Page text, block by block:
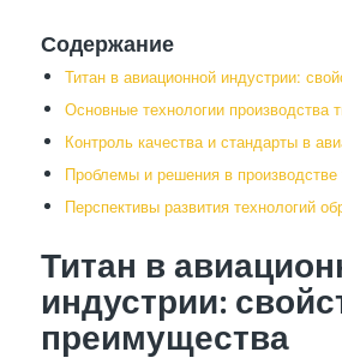
Содержание
Титан в авиационной индустрии:
Основные технологии производства
Контроль качества и стандарты в
Проблемы и решения в производстве
Перспективы развития технологий
Титан в
индустрии:
преимущества